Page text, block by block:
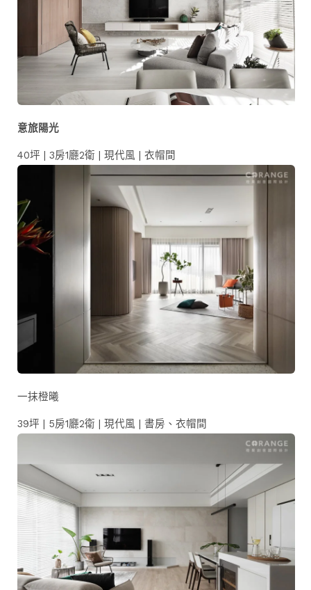
意旅陽光
40坪 | 3房1廳2衛 | 現代風 | 衣帽間
一抹橙曦
39坪 | 5房1廳2衛 | 現代風 | 書房、衣帽間